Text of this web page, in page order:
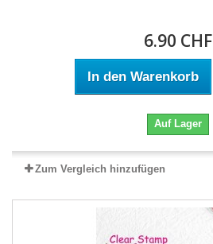
6.90 CHF
In den Warenkorb
Auf Lager
Zum Vergleich hinzufügen